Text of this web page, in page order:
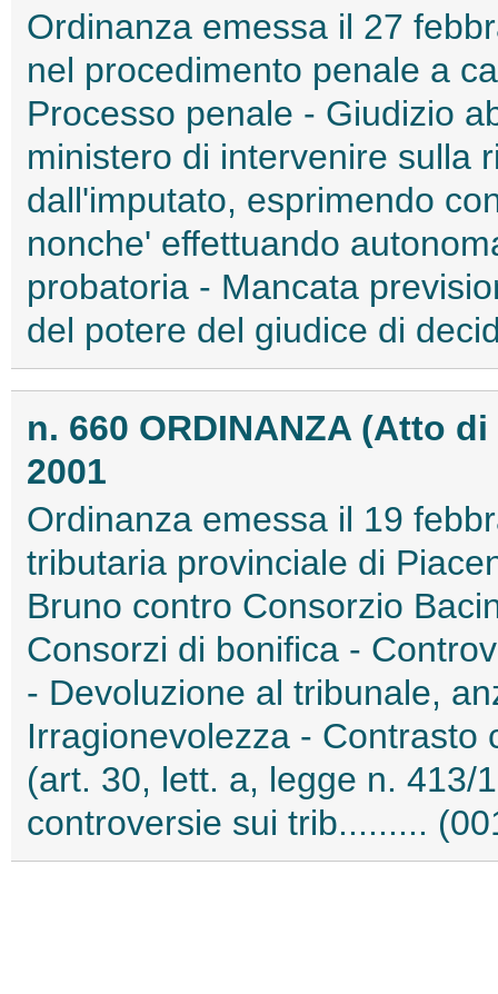
Ordinanza emessa il 27
nel procedimento penale a
Processo penale - Giudizio
ministero di intervenire sulla
dall'imputato, esprimendo
nonche' effettuando
probatoria - Mancata
del potere del giudice di
n. 660 ORDINANZA (Atto
2001
Ordinanza emessa il 19
tributaria provinciale di
Bruno contro Consorzio
Consorzi di bonifica -
- Devoluzione al tribunale,
Irragionevolezza - Contrasto
(art. 30, lett. a, legge n. 413/
controversie sui trib.........